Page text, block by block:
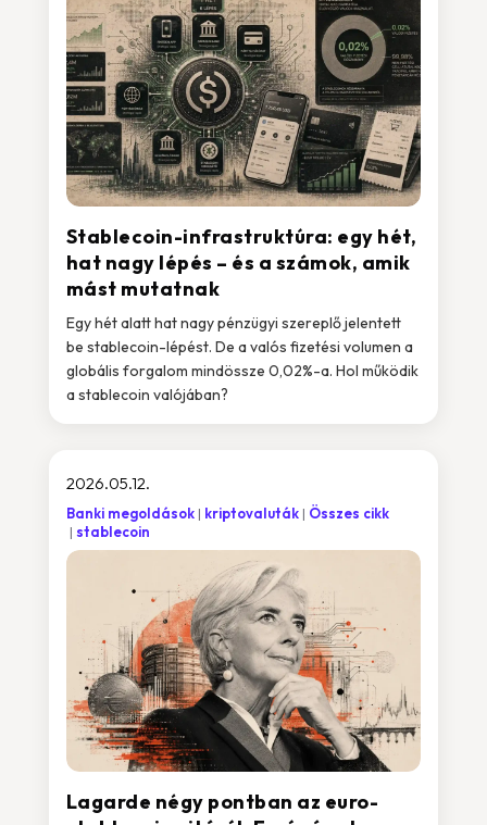
Stablecoin-infrastruktúra: egy hét,
hat nagy lépés – és a számok, amik
mást mutatnak
Egy hét alatt hat nagy pénzügyi szereplő jelentett
be stablecoin-lépést. De a valós fizetési volumen a
globális forgalom mindössze 0,02%-a. Hol működik
a stablecoin valójában?
Lagarde négy pontban az euro-
2026.05.12.
Banki megoldások kriptovaluták
Összes cikk
stablecoin